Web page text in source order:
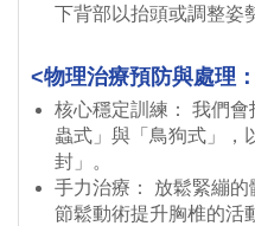
下背部以抬頭或調整姿
<物理治療預防與處理
核心穩定訓練： 我們
蟲式」與「鳥狗式」，
封」。
手力治療： 放鬆緊繃
節鬆動術提升胸椎的活